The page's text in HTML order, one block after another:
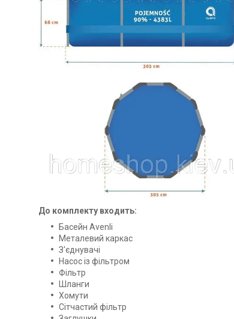
До комплекту входить:
Басейн Avenli
Металевий каркас
З'єднувачі
Насос із фільтром
Фільтр
Шланги
Хомути
Сітчастий фільтр